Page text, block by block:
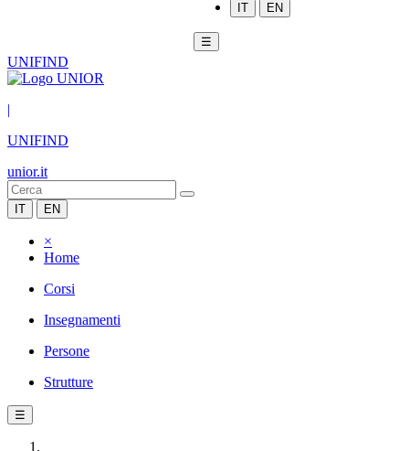
IT EN
☰
UNIFIND
|
UNIFIND
unior.it
IT EN
×
Home
Corsi
Insegnamenti
Persone
Strutture
☰